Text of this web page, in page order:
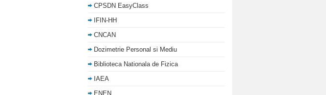
CPSDN EasyClass
IFIN-HH
CNCAN
Dozimetrie Personal si Mediu
Biblioteca Nationala de Fizica
IAEA
ENEN